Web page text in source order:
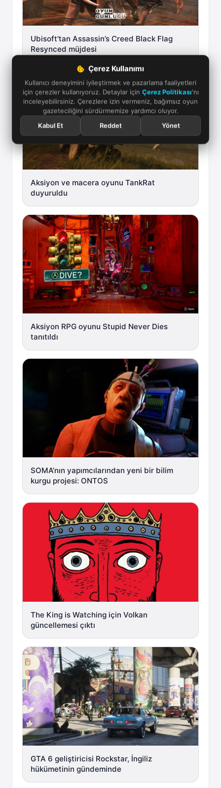
Çerez Kullanımı
Kullanıcı deneyimini iyileştirmek ve pazarlama faaliyetleri
için çerezler kullanıyoruz. Detaylar için Çerez Politikası'nı
inceleyebilirsiniz. Çerezlere izin vermeniz, bağımsız oyun
gazeteciliğini sürdürmemize yardımcı oluyor.
Kabul Et
Reddet Yönet
Ubisoft'tan Assassin’s Creed Black Flag
Resynced müjdesi
Aksiyon ve macera oyunu TankRat
duyuruldu
Aksiyon RPG oyunu Stupid Never Dies
tanıtıldı
SOMA’nın yapımcılarından yeni bir bilim
kurgu projesi: ONTOS
The King is Watching için Volkan
güncellemesi çıktı
GTA 6 geliştiricisi Rockstar, İngiliz
hükümetinin gündeminde